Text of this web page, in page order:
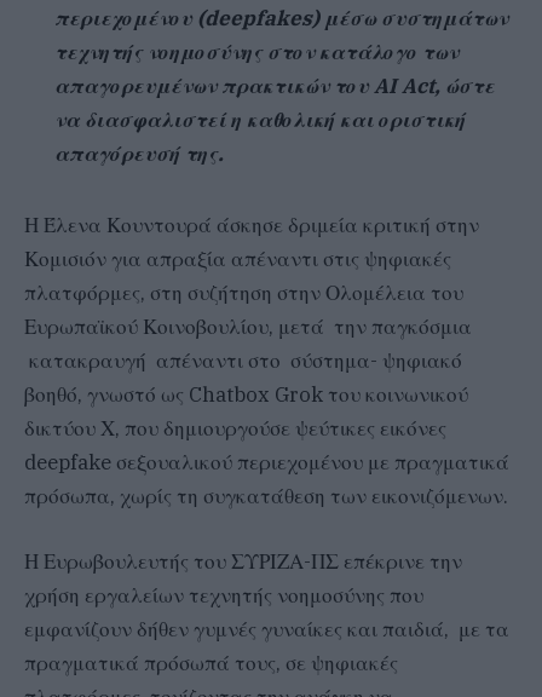
περιεχομένου (deepfakes) μέσω συστημάτων
τεχνητής νοημοσύνης στον κατάλογο των
απαγορευμένων πρακτικών του AI Act, ώστε
να διασφαλιστεί η καθολική και οριστική
απαγόρευσή της.
Η Έλενα Κουντουρά άσκησε δριμεία κριτική στην
Κομισιόν για απραξία απέναντι στις ψηφιακές
πλατφόρμες, στη συζήτηση στην Ολομέλεια του
Ευρωπαϊκού Κοινοβουλίου, μετά την παγκόσμια
κατακραυγή απέναντι στο σύστημα- ψηφιακό
βοηθό, γνωστό ως Chatbox Grok του κοινωνικού
δικτύου Χ, που δημιουργούσε ψεύτικες εικόνες
deepfake σεξουαλικού περιεχομένου με πραγματικά
πρόσωπα, χωρίς τη συγκατάθεση των εικονιζόμενων.
Η Ευρωβουλευτής του ΣΥΡΙΖΑ-ΠΣ επέκρινε την
χρήση εργαλείων τεχνητής νοημοσύνης που
εμφανίζουν δήθεν γυμνές γυναίκες και παιδιά, με τα
πραγματικά πρόσωπά τους, σε ψηφιακές